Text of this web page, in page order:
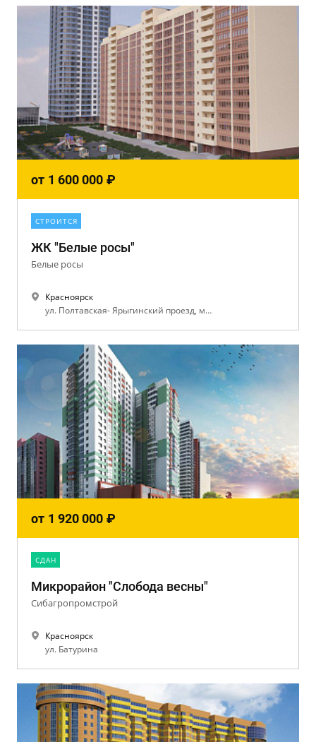
от 1 600 000 ₽
СТРОИТСЯ
ЖК "Белые росы"
Белые росы
Красноярск
ул. Полтавская- Ярыгинский проезд, микрорайона «Пашенный», вдоль «Абаканской протоки»
от 1 920 000 ₽
CДАН
Микрорайон "Слобода весны"
Сибагропромстрой
Красноярск
ул. Батурина